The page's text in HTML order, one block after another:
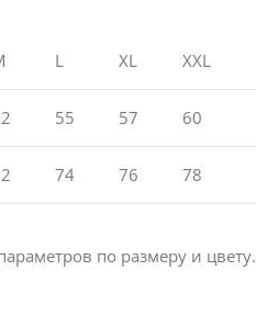
L XL XXL
55 57 60
74 76 78
по размеру и цвету.